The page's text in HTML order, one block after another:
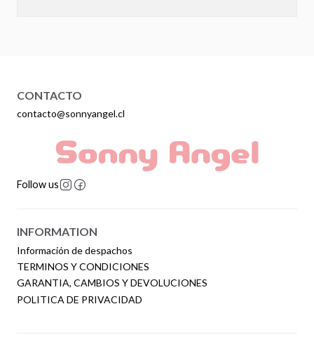
CONTACTO
contacto@sonnyangel.cl
Follow us
INFORMATION
Información de despachos
TERMINOS Y CONDICIONES
GARANTIA, CAMBIOS Y DEVOLUCIONES
POLITICA DE PRIVACIDAD